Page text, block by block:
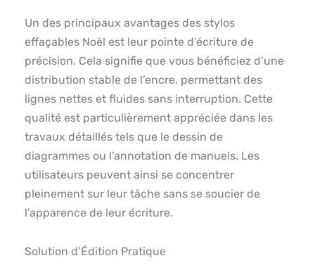
Un des principaux avantages des stylos
effaçables Noël est leur pointe d’écriture de
précision. Cela signifie que vous bénéficiez d’une
distribution stable de l’encre, permettant des
lignes nettes et fluides sans interruption. Cette
qualité est particulièrement appréciée dans les
travaux détaillés tels que le dessin de
diagrammes ou l’annotation de manuels. Les
utilisateurs peuvent ainsi se concentrer
pleinement sur leur tâche sans se soucier de
l’apparence de leur écriture.
Solution d’Édition Pratique